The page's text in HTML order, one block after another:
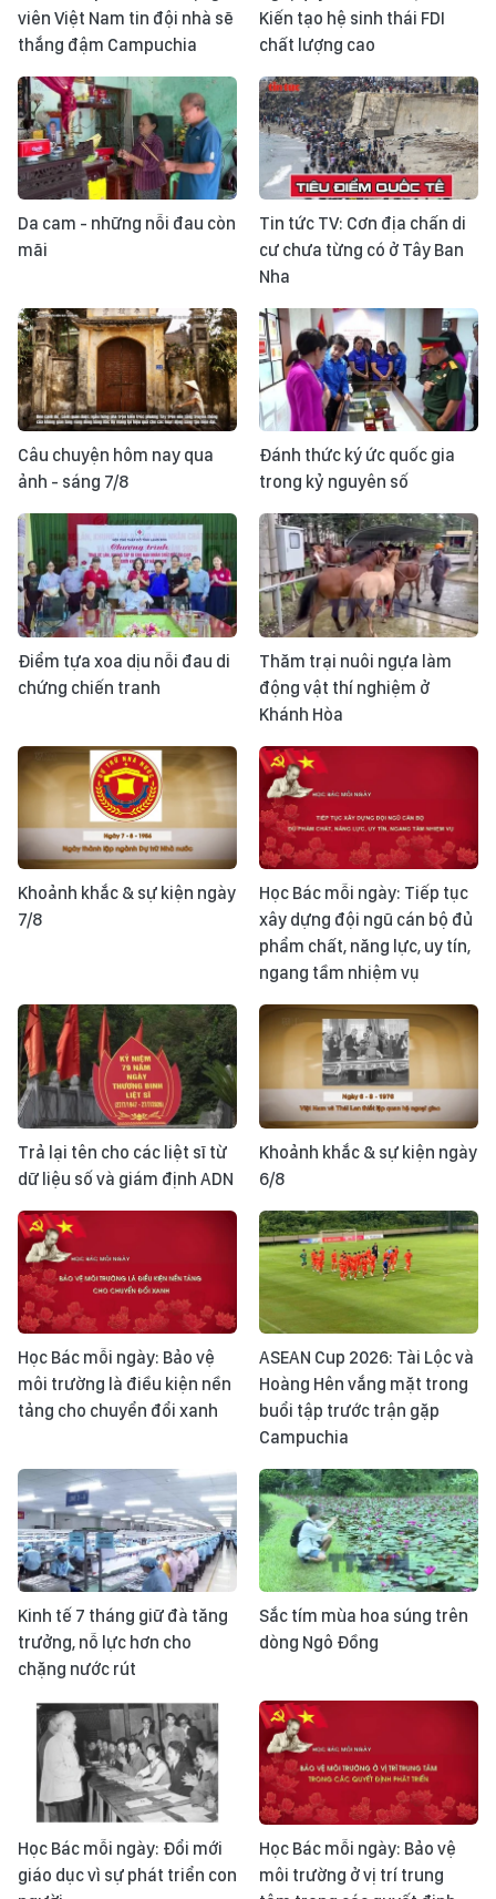
viên Việt Nam tin đội nhà sẽ
thắng đậm Campuchia
Kiến tạo hệ sinh thái FDI
chất lượng cao
Da cam - những nỗi đau còn
mãi
Tin tức TV: Cơn địa chấn di
cư chưa từng có ở Tây Ban
Nha
Câu chuyện hôm nay qua
ảnh - sáng 7/8
Đánh thức ký ức quốc gia
trong kỷ nguyên số
Điểm tựa xoa dịu nỗi đau di
chứng chiến tranh
Thăm trại nuôi ngựa làm
động vật thí nghiệm ở
Khánh Hòa
Khoảnh khắc & sự kiện ngày
7/8
Học Bác mỗi ngày: Tiếp tục
xây dựng đội ngũ cán bộ đủ
phẩm chất, năng lực, uy tín,
ngang tầm nhiệm vụ
Trả lại tên cho các liệt sĩ từ
dữ liệu số và giám định ADN
Khoảnh khắc & sự kiện ngày
6/8
Học Bác mỗi ngày: Bảo vệ
môi trường là điều kiện nền
tảng cho chuyển đổi xanh
ASEAN Cup 2026: Tài Lộc và
Hoàng Hên vắng mặt trong
buổi tập trước trận gặp
Campuchia
Kinh tế 7 tháng giữ đà tăng
trưởng, nỗ lực hơn cho
chặng nước rút
Sắc tím mùa hoa súng trên
dòng Ngô Đồng
Học Bác mỗi ngày: Đổi mới
giáo dục vì sự phát triển con
Học Bác mỗi ngày: Bảo vệ
môi trường ở vị trí trung